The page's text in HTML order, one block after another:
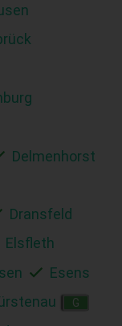
Delmenhorst
Dransfeld
Elsfleth
Esens
G